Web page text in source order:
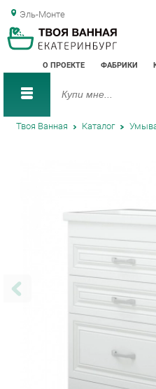
Эль-Монте
О ПРОЕКТЕ ФАБРИКИ
Твоя Ванная Каталог